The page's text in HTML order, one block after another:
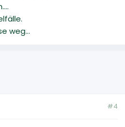
weg...
#4